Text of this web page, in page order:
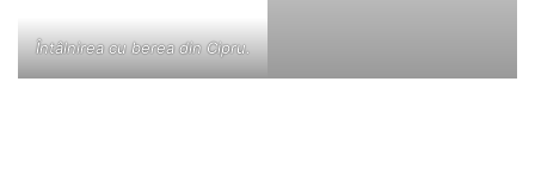
Întâlnirea cu berea din Cipru.